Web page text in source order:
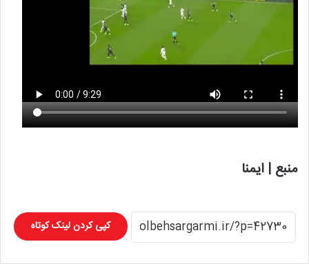
منبع | ایمنا
کپی کردن لینک کوتاه